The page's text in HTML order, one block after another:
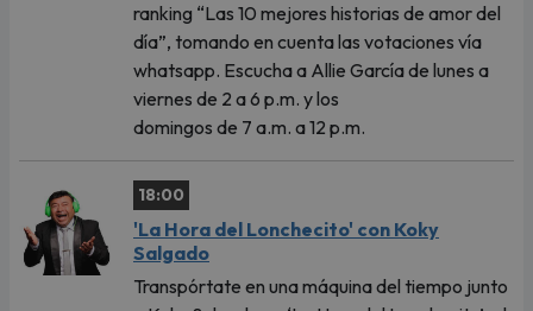
ranking “Las 10 mejores historias de amor del
día”, tomando en cuenta las votaciones vía
whatsapp. Escucha a Allie García de lunes a
viernes de 2 a 6 p.m. y los
domingos de 7 a.m. a 12 p.m.
18:00
'La Hora del Lonchecito' con Koky
Salgado
Transpórtate en una máquina del tiempo junto